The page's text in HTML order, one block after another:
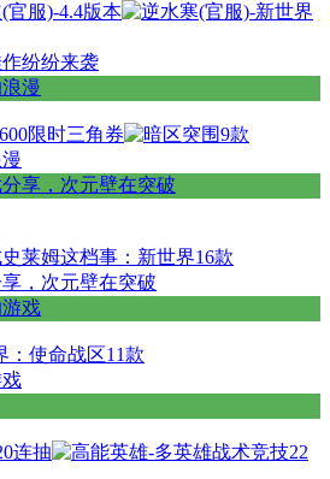
纷纷来袭
9款
16款
，次元壁在突破
11款
22